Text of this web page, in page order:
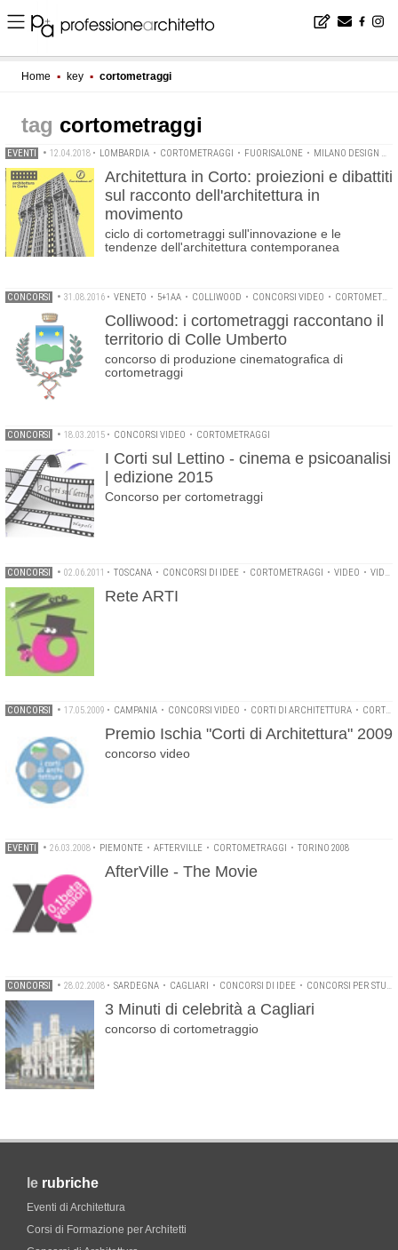
Home ▪ key ▪ cortometraggi
cortometraggi
EVENTI • 12.04.2018 • LOMBARDIA • CORTOMETRAGGI • FUORISALONE • MILANO DESIGN WEEK
Architettura in Corto: proiezioni e dibattiti
sul racconto dell'architettura in
movimento
ciclo di cortometraggi sull'innovazione e le
tendenze dell'architettura contemporanea
CONCORSI • 31.08.2016 • VENETO • 5+1AA • COLLIWOOD • CONCORSI VIDEO • CORTOMETRAGGI
Colliwood: i cortometraggi raccontano il
territorio di Colle Umberto
concorso di produzione cinematografica di
cortometraggi
CONCORSI • 18.03.2015 • CONCORSI VIDEO • CORTOMETRAGGI
I Corti sul Lettino - cinema e psicoanalisi
| edizione 2015
Concorso per cortometraggi
CONCORSI • 02.06.2011 • TOSCANA • CONCORSI DI IDEE • CORTOMETRAGGI • VIDEO • VIDEO CONCORSO
Rete ARTI
CONCORSI • 17.05.2009 • CAMPANIA • CONCORSI VIDEO • CORTI DI ARCHITETTURA • CORTOMETRAGGI
Premio Ischia "Corti di Architettura" 2009
concorso video
EVENTI • 26.03.2008 • PIEMONTE • AFTERVILLE • CORTOMETRAGGI • TORINO 2008
AfterVille - The Movie
CONCORSI • 28.02.2008 • SARDEGNA • CAGLIARI • CONCORSI DI IDEE • CONCORSI PER STUDENTI
3 Minuti di celebrità a Cagliari
concorso di cortometraggio
le rubriche
Eventi di Architettura
Corsi di Formazione per Architetti